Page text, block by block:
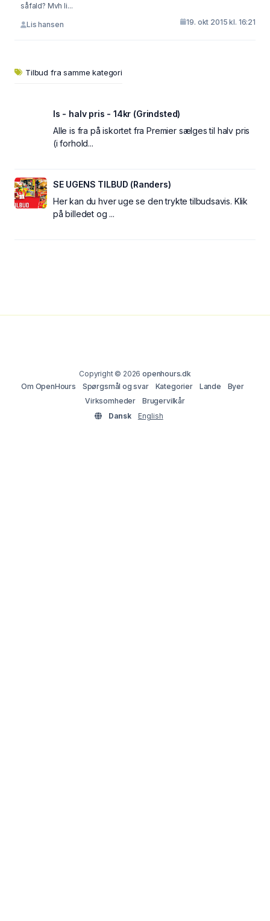
såfald? Mvh li...
Lis hansen 19. okt 2015 kl. 16:21
Tilbud fra samme kategori
Is - halv pris - 14kr (Grindsted)
Alle is fra på iskortet fra Premier sælges til halv pris
(i forhold...
SE UGENS TILBUD (Randers)
Her kan du hver uge se den trykte tilbudsavis. Klik
på billedet og ...
Copyright © 2026openhours.dk
Om OpenHours
Spørgsmål og svar Kategorier Lande
Byer
Virksomheder
Brugervilkår
Dansk
English